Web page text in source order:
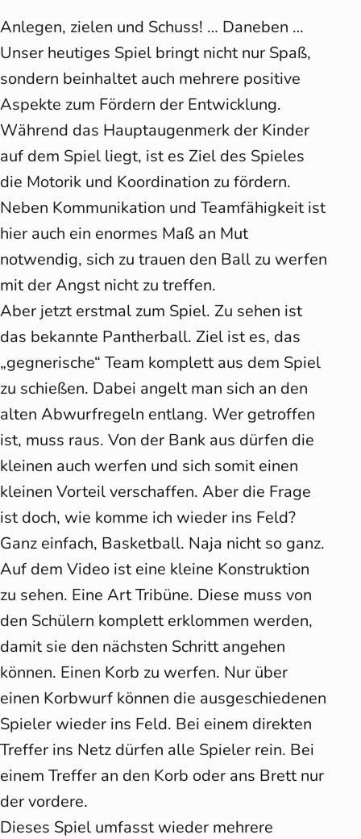
Anlegen, zielen und Schuss! … Daneben …
Unser heutiges Spiel bringt nicht nur Spaß,
sondern beinhaltet auch mehrere positive
Aspekte zum Fördern der Entwicklung.
Während das Hauptaugenmerk der Kinder
auf dem Spiel liegt, ist es Ziel des Spieles
die Motorik und Koordination zu fördern.
Neben Kommunikation und Teamfähigkeit ist
hier auch ein enormes Maß an Mut
notwendig, sich zu trauen den Ball zu werfen
mit der Angst nicht zu treffen.
Aber jetzt erstmal zum Spiel. Zu sehen ist
das bekannte Pantherball. Ziel ist es, das
„gegnerische“ Team komplett aus dem Spiel
zu schießen. Dabei angelt man sich an den
alten Abwurfregeln entlang. Wer getroffen
ist, muss raus. Von der Bank aus dürfen die
kleinen auch werfen und sich somit einen
kleinen Vorteil verschaffen. Aber die Frage
ist doch, wie komme ich wieder ins Feld?
Ganz einfach, Basketball. Naja nicht so ganz.
Auf dem Video ist eine kleine Konstruktion
zu sehen. Eine Art Tribüne. Diese muss von
den Schülern komplett erklommen werden,
damit sie den nächsten Schritt angehen
können. Einen Korb zu werfen. Nur über
einen Korbwurf können die ausgeschiedenen
Spieler wieder ins Feld. Bei einem direkten
Treffer ins Netz dürfen alle Spieler rein. Bei
einem Treffer an den Korb oder ans Brett nur
der vordere.
Dieses Spiel umfasst wieder mehrere